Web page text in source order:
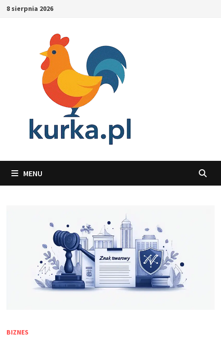
Skip8 sierpnia 2026
MENU
BIZNES